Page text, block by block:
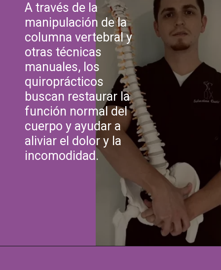
A través de la
manipulación de la
columna vertebral y
otras técnicas
manuales, los
quiroprácticos
buscan restaurar la
función normal del
cuerpo y ayudar a
aliviar el dolor y la
incomodidad.